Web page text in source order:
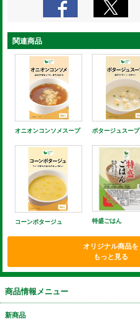
関連商品
オニオンコンソメスープ ポタージュスープ
コーンポタージュ 特盛ごはん
オリジナル商品を
もっと見る
商品情報メニュー
新商品